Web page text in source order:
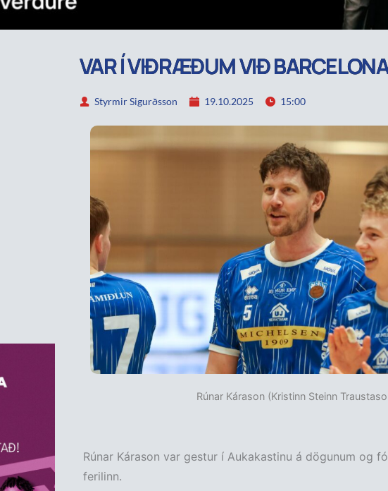
VAR Í VIÐRÆÐUM VIÐ
Styrmir Sigurðsson 19.10.2025 15:00
Rúnar Kárason (Kristinn Steinn
Rúnar Kárason var gestur í Aukakastinu á dögunum og
ferilinn.